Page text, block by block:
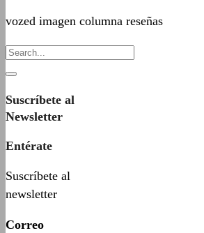
vozed imagen columna reseñas
Suscríbete al
Newsletter
Entérate
Suscríbete al
newsletter
Correo